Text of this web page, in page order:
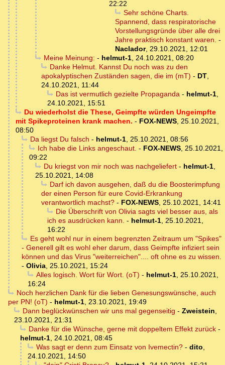
22:22
Sehr schöne Charts.
Spannend, dass respiratorische
Vorstellungsgründe über alle drei
Jahre praktisch konstant waren. -
Naclador, 29.10.2021, 12:01
Meine Meinung: - helmut-1, 24.10.2021, 08:20
Danke Helmut. Kannst Du noch was zu den
apokalyptischen Zuständen sagen, die im (mT) - DT
24.10.2021, 11:44
Das ist vermutlich gezielte Propaganda - helmut-1,
24.10.2021, 15:51
Du wiederholst die These, Geimpfte würden Ungeimpfte
mit Spikeproteinen krank machen. - FOX-NEWS 25.10.2021,
08:50
Da liegst Du falsch - helmut-1, 25.10.2021, 08:56
Ich habe die Links angeschaut. - FOX-NEWS, 25.10.2021,
09:22
Du kriegst von mir noch was nachgeliefert- helmut-1,
25.10.2021, 14:08
Darf ich davon ausgehen, daß du die Boosterimpfung
der einen Person für eure Covid-Erkrankung
verantwortlich machst? - FOX-NEWS 25.10.2021, 14:41
Die Überschrift von Olivia sagts viel besser aus, als
ich es ausdrücken kann. - helmut-1 25.10.2021,
16:22
Es geht wohl nur in einem begrenzten Zeitraum um "Spikes"
- Generell gilt es wohl eher darum, dass Geimpfte infiziert sein
können und das Virus "weiterreichen".... oft ohne es zu wissen.
- Olivia 25.10.2021, 15:24
Alles logisch. Wort für Wort. (oT) - helmut-1, 25.10.2021,
16:24
Noch herzlichen Dank für die lieben Genesungswünsche, auch
per PN! (oT) - helmut-1 23.10.2021, 19:49
Dann beglückwünschen wir uns mal gegenseitig - Zweistein
23.10.2021, 21:31
Danke für die Wünsche, gerne mit doppeltem Effekt zurück-
helmut-1 24.10.2021, 08:45
Was sagt er denn zum Einsatz von Ivemectin?- dito
24.10.2021, 14:50